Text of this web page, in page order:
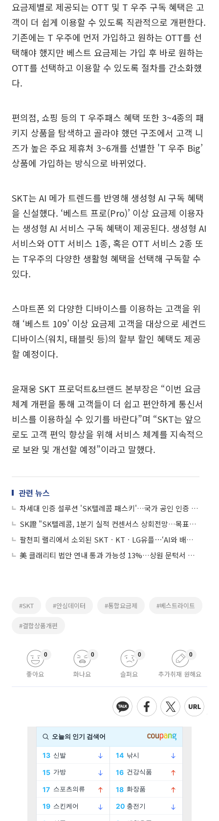
요금제별로 제공되는 OTT 및 T 우주 구독 혜택은 고
객이 더 쉽게 이용할 수 있도록 직관적으로 개편한다.
기존에는 T 우주에 먼저 가입하고 원하는 OTT를 선
택해야 했지만 베스트 요금제는 가입 후 바로 원하는
OTT를 선택하고 이용할 수 있도록 절차를 간소화했
다.
편의점, 쇼핑 등의 T 우주패스 혜택 또한 3~4종의 패
키지 상품을 탐색하고 골라야 했던 구조에서 고객 니
즈가 높은 주요 제휴처 3~6개를 선별한 'T 우주 Big’
상품에 가입하는 방식으로 바뀌었다.
SKT는 AI 메가 트렌드를 반영해 생성형 AI 구독 혜택
을 신설했다. ‘베스트 프로(Pro)’ 이상 요금제 이용자
는 생성형 AI 서비스 구독 혜택이 제공된다. 생성형 AI
서비스와 OTT 서비스 1종, 혹은 OTT 서비스 2종 또
는 T우주의 다양한 생활형 혜택을 선택해 구독할 수
있다.
스마트폰 외 다양한 디바이스를 이용하는 고객을 위
해 ‘베스트 109’ 이상 요금제 고객을 대상으로 세컨드
디바이스(워치, 태블릿 등)의 할부 할인 혜택도 제공
할 예정이다.
윤재웅 SKT 프로덕트&브랜드 본부장은 “이번 요금
체계 개편을 통해 고객들이 더 쉽고 편안하게 통신서
비스를 이용하실 수 있기를 바란다”며 “SKT는 앞으
로도 고객 편익 향상을 위해 서비스 체계를 지속적으
로 보완 및 개선할 예정”이라고 말했다.
관련 뉴스
차세대 인증 설루션 'SK텔레콤 패스키'…국가 공인 인증 1등급 획득
SK證 "SK텔레콤, 1분기 실적 컨센서스 상회전망…목표가↑"
팔천피 랠리에서 소외된 SKTㆍKTㆍLG유플⋯‘AI와 배당’으로 반등 노린다
美 클래리티 법안 연내 통과 가능성 13%…상원 문턱서 제동
#SKT #안심데이터 #통합요금제 #베스트라이트
#결합상품개편
좋아요
0
화나요
0
슬퍼요
0
추가취재 원해요
0